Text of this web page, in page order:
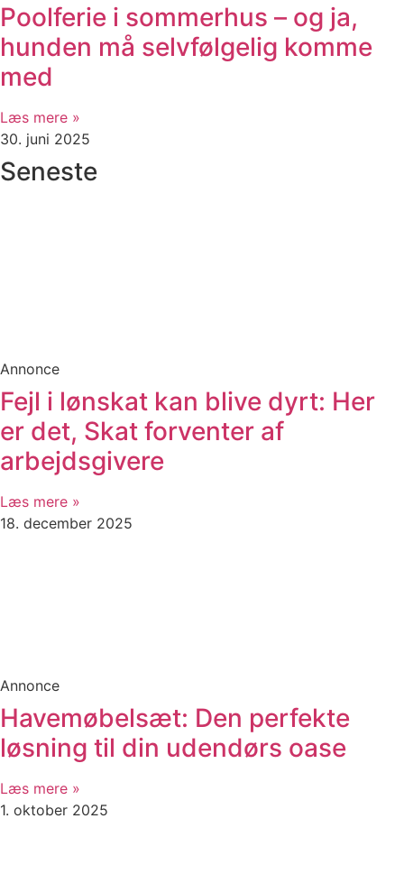
Poolferie i sommerhus – og ja,
hunden må selvfølgelig komme
med
Læs mere »
30. juni 2025
Seneste
Annonce
Fejl i lønskat kan blive dyrt: Her
er det, Skat forventer af
arbejdsgivere
Læs mere »
18. december 2025
Annonce
Havemøbelsæt: Den perfekte
løsning til din udendørs oase
Læs mere »
1. oktober 2025